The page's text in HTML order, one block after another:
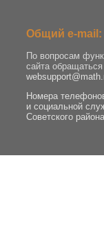
Общий e-mail:
По вопросам
сайта
Номера
и социальной
Советского